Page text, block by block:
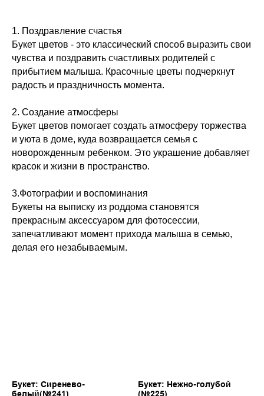
1. Поздравление счастья
Букет цветов - это классический способ выразить свои
чувства и поздравить счастливых родителей с
прибытием малыша. Красочные цветы подчеркнут
радость и праздничность момента.
2. Создание атмосферы
Букет цветов помогает создать атмосферу торжества
и уюта в доме, куда возвращается семья с
новорожденным ребенком. Это украшение добавляет
красок и жизни в пространство.
3.Фотографии и воспоминания
Букеты на выписку из роддома становятся
прекрасным аксессуаром для фотосессии,
запечатливают момент прихода малыша в семью,
делая его незабываемым.
Букет: Сиренево-
белый(№241)
Букет: Нежно-голубой
(№225)